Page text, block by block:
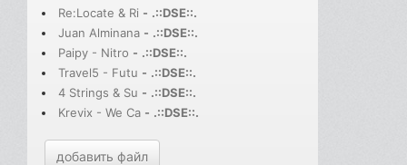
Re:Locate & Ri - .::DSE::.
Juan Alminana - .::DSE::.
Paipy - Nitro - .::DSE::.
Travel5 - Futu - .::DSE::.
4 Strings & Su - .::DSE::.
Krevix - We Ca - .::DSE::.
добавить файл